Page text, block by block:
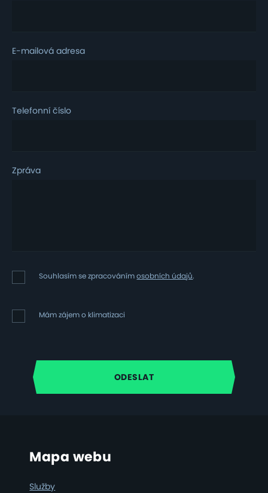
E-mailová adresa
Telefonní číslo
Zpráva
Souhlasím
se
Souhlasím se zpracovánímosobních údajů.
Mám
zájem
Mám zájem o klimatizaci
Footer
Mapa webu
Služby